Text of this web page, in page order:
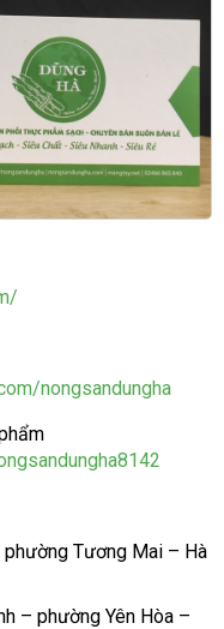
nongsandungha
Tương Mai – Hà
– phường Yên Hòa –